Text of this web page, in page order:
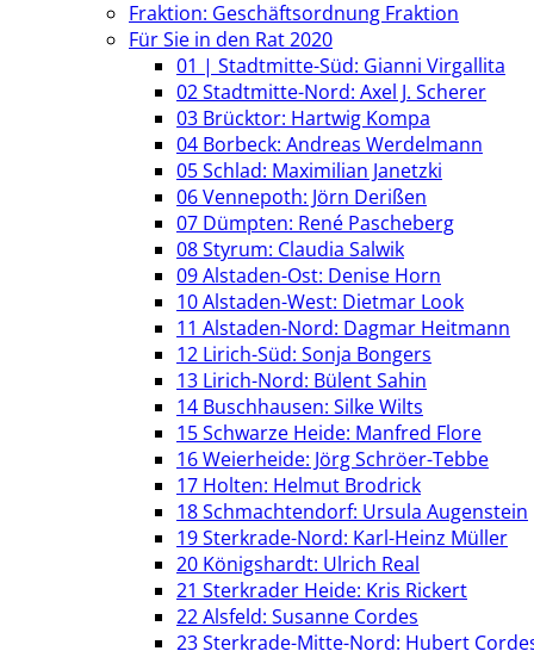
Fraktion: Geschäftsordnung Fraktion
Für Sie in den Rat 2020
01 | Stadtmitte-Süd: Gianni Virgallita
02 Stadtmitte-Nord: Axel J. Scherer
03 Brücktor: Hartwig Kompa
04 Borbeck: Andreas Werdelmann
05 Schlad: Maximilian Janetzki
06 Vennepoth: Jörn Derißen
07 Dümpten: René Pascheberg
08 Styrum: Claudia Salwik
09 Alstaden-Ost: Denise Horn
10 Alstaden-West: Dietmar Look
11 Alstaden-Nord: Dagmar Heitmann
12 Lirich-Süd: Sonja Bongers
13 Lirich-Nord: Bülent Sahin
14 Buschhausen: Silke Wilts
15 Schwarze Heide: Manfred Flore
16 Weierheide: Jörg Schröer-Tebbe
17 Holten: Helmut Brodrick
18 Schmachtendorf: Ursula Augenstein
19 Sterkrade-Nord: Karl-Heinz Müller
20 Königshardt: Ulrich Real
21 Sterkrader Heide: Kris Rickert
22 Alsfeld: Susanne Cordes
23 Sterkrade-Mitte-Nord: Hubert